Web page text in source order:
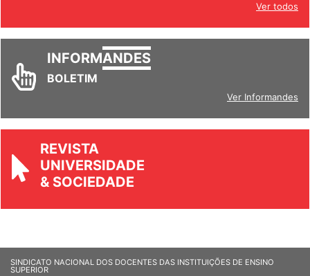
Ver todos
INFORMANDES
BOLETIM
Ver Informandes
REVISTA
UNIVERSIDADE
& SOCIEDADE
SINDICATO NACIONAL DOS DOCENTES DAS INSTITUIÇÕES DE ENSINO
SUPERIOR